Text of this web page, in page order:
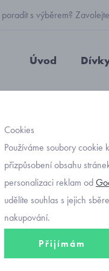
poradit s výběrem?
Úvod
Cookies
Používáme soubory
přizpůsobení obsahu
personalizaci reklam od
udělíte souhlas s jejich
nakupování.
Přijímám